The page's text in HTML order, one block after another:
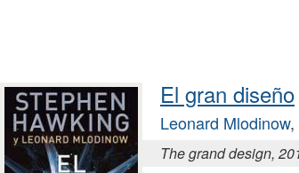
El gran diseño
Leonard Mlodinow,
The grand design,